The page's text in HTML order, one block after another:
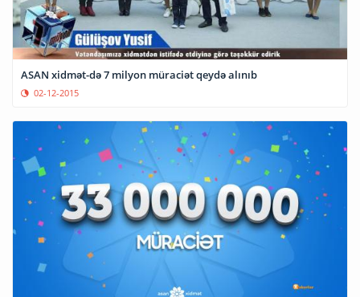
ASAN xidmət-də 7 milyon müraciət qeydə alınıb
02-12-2015